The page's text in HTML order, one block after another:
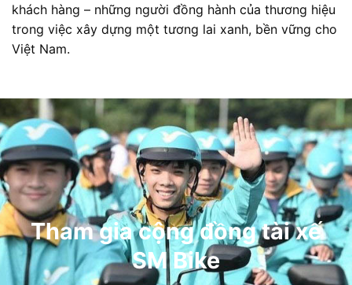
khách hàng – những người đồng hành của thương hiệu
trong việc xây dựng một tương lai xanh, bền vững cho
Việt Nam.
Tham gia cộng đồng tài xế
SM Bike